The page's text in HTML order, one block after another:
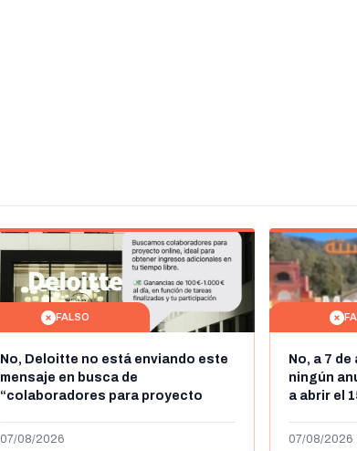
FALSO
No, Deloitte no está enviando este
mensaje en busca de
“colaboradores para proyecto
1.000 euros al día: es un timo
07/08/2026
No, a 7
ningún
a abrir el
y Ceuta
07/08/2026